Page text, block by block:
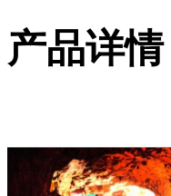
产品详情